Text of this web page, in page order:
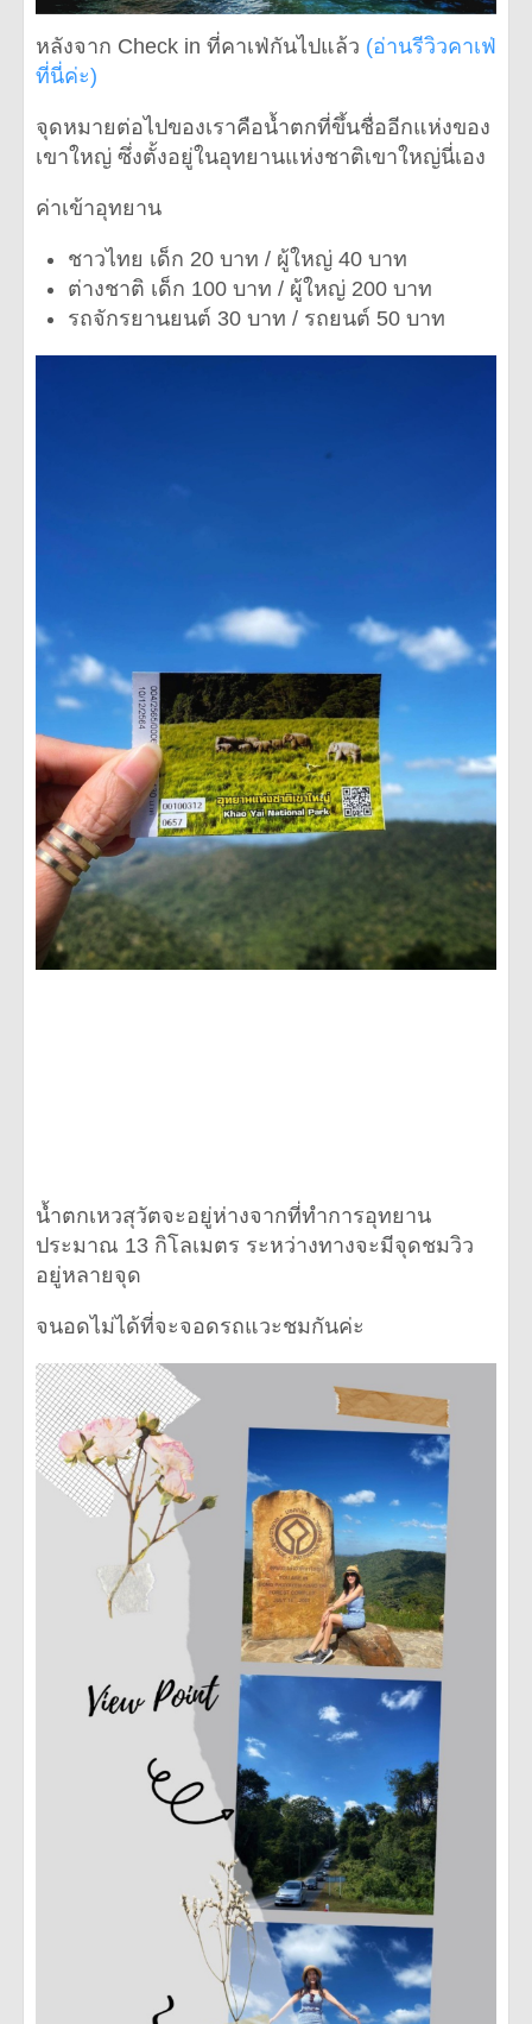
หลังจาก Check in ที่คาเฟ่กันไปแล้ว (อ่านรีวิวคาเฟ่
ที่นี่ค่ะ)
จุดหมายต่อไปของเราคือน้ำตกที่ขึ้นชื่ออีกแห่งของ
เขาใหญ่ ซึ่งตั้งอยู่ในอุทยานแห่งชาติเขาใหญ่นี่เอง
ค่าเข้าอุทยาน
ชาวไทย เด็ก 20 บาท / ผู้ใหญ่ 40 บาท
ต่างชาติ เด็ก 100 บาท / ผู้ใหญ่ 200 บาท
รถจักรยานยนต์ 30 บาท / รถยนต์ 50 บาท
น้ำตกเหวสุวัตจะอยู่ห่างจากที่ทำการอุทยาน
ประมาณ 13 กิโลเมตร ระหว่างทางจะมีจุดชมวิว
อยู่หลายจุด
จนอดไม่ได้ที่จะจอดรถแวะชมกันค่ะ